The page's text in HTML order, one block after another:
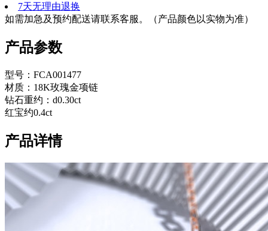
0%
7天无理由退换
如需加急及预约配送请联系客服。（产品颜色以实物为准）
产品参数
型号：FCA001477
材质：18K玫瑰金项链
钻石重约：d0.30ct
红宝约0.4ct
产品详情